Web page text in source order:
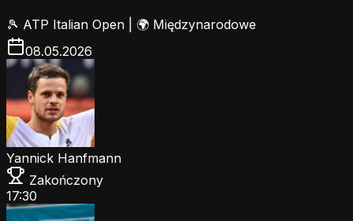
🎾 ATP Italian Open
🌍 Międzynarodowe
08.05.2026
Yannick Hanfmann
Zakończony
17:30